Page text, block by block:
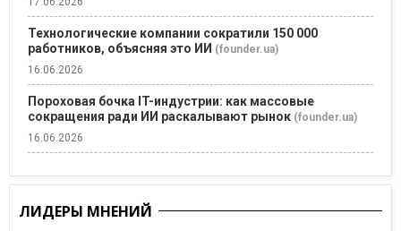
Технологические компании сократили 150 000
работников, объясняя это ИИ (founder.ua)
16.06.2026
Пороховая бочка IT-индустрии: как массовые
сокращения ради ИИ раскалывают рынок (founder.ua)
16.06.2026
ЛИДЕРЫ МНЕНИЙ